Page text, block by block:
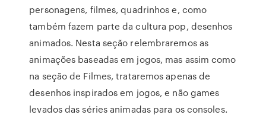
personagens, filmes, quadrinhos e, como
também fazem parte da cultura pop, desenhos
animados. Nesta seção relembraremos as
animações baseadas em jogos, mas assim como
na seção de Filmes, trataremos apenas de
desenhos inspirados em jogos, e não games
levados das séries animadas para os consoles.